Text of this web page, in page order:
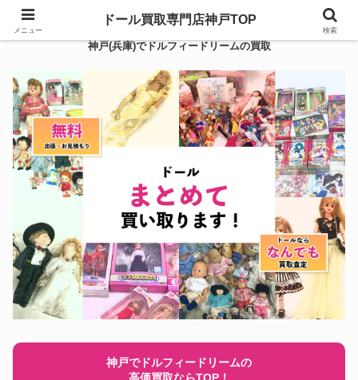
神戸(兵庫)でドルフィードリームの買取
神戸でドルフィードリームの
メニュー
ドール買取専門店神戸TOP
検索